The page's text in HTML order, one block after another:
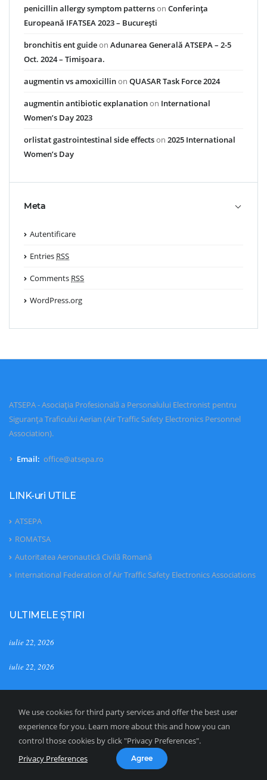
penicillin allergy symptom patternson Conferința
Europeană IFATSEA 2023 – București
bronchitis ent guideon Adunarea Generală ATSEPA – 2-5
Oct. 2024 – Timișoara.
augmentin vs amoxicillinon QUASAR Task Force 2024
augmentin antibiotic explanationon International
Women’s Day 2023
orlistat gastrointestinal side effectson 2025 International
Women’s Day
Meta
Autentificare
Entries RSS
Comments RSS
WordPress.org
ATSEPA - Asociația Profesională a Personalului Electronist pentru
Siguranța Traficului Aerian (Air Traffic Safety Electronics Personnel
Association).
Email: office@atsepa.ro
LINK-uri UTILE
ATSEPA
ROMATSA
Autoritatea Aeronautică Civilă Romană
International Federation of Air Traffic Safety Electronics Associations
ULTIMELE ȘTIRI
iulie 22, 2026
iulie 22, 2026
Copyrights © 2023 ATSEPA. Toate drepturile rezervate
We use cookies for third party services and offer the best user
experience for you. Learn more about this and how you can
control those cookies by click "Privacy Preferences".
Privacy Preferences
Agree